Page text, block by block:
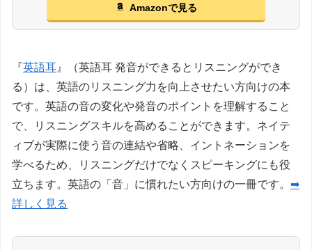
Amazonで見る
『英語耳』（英語耳 発音ができるとリスニングができ
る）は、英語のリスニング力を向上させたい方向けの本
です。英語の音の変化や発音のポイントを理解すること
で、リスニングスキルを高めることができます。ネイテ
ィブが実際に使う音の連結や省略、イントネーションを
学べるため、リスニングだけでなくスピーキングにも役
立ちます。英語の「音」に慣れたい方向けの一冊です。 ➡
詳しく見る